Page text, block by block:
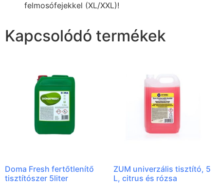
felmosófejekkel (XL/XXL)!
Kapcsolódó termékek
Doma Fresh fertőtlenítő
tisztítószer 5liter
ZUM univerzális tisztító, 5
L, citrus és rózsa